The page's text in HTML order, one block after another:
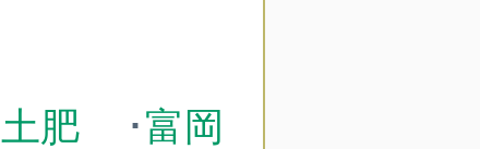
土肥 ･富岡